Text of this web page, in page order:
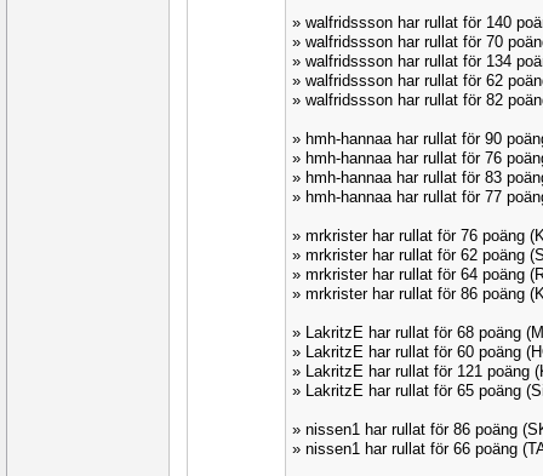
» walfridssson har rullat för 140
» walfridssson har rullat för 70
» walfridssson har rullat för 134
» walfridssson har rullat för 62
» walfridssson har rullat för 82
» hmh-hannaa har rullat för 90
» hmh-hannaa har rullat för 76
» hmh-hannaa har rullat för 83
» hmh-hannaa har rullat för 77
» mrkrister har rullat för 76 poäng
» mrkrister har rullat för 62 poäng
» mrkrister har rullat för 64 poäng
» mrkrister har rullat för 86 poäng
» LakritzE har rullat för 68 poäng
» LakritzE har rullat för 60 poäng
» LakritzE har rullat för 121 poäng
» LakritzE har rullat för 65 poäng
» nissen1 har rullat för 86 poäng
» nissen1 har rullat för 66 poäng